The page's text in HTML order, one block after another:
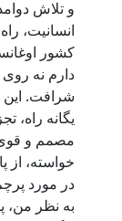
و تلاش
انسانیت،
کشور
دارم نه روی
شرافت. این
یگانه راه،
مصمم و قوی
خواسته، از
در مورد
به نظر من،